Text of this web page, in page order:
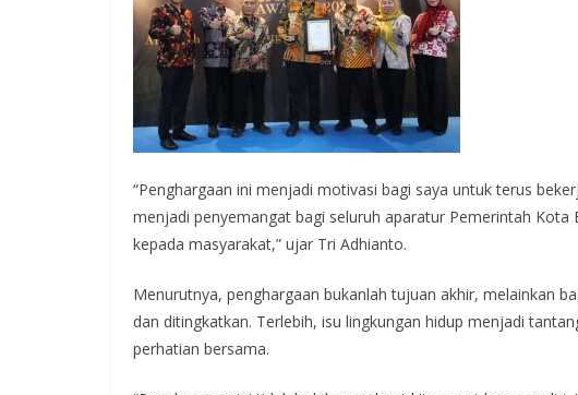
“Penghargaan ini menjadi motivasi bagi saya untuk terus
menjadi penyemangat bagi seluruh aparatur Pemerintah
kepada masyarakat,” ujar Tri Adhianto.
Menurutnya, penghargaan bukanlah tujuan akhir, melainkan
dan ditingkatkan. Terlebih, isu lingkungan hidup menjadi
perhatian bersama.